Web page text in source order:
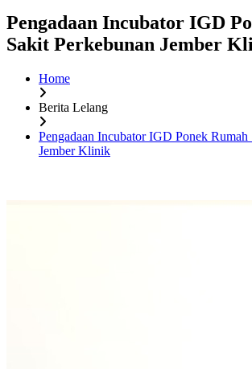
Pengadaan Incubator IGD
Sakit Perkebunan Jember
Home
Berita Lelang
Pengadaan Incubator IGD Ponek Rumah
Jember Klinik